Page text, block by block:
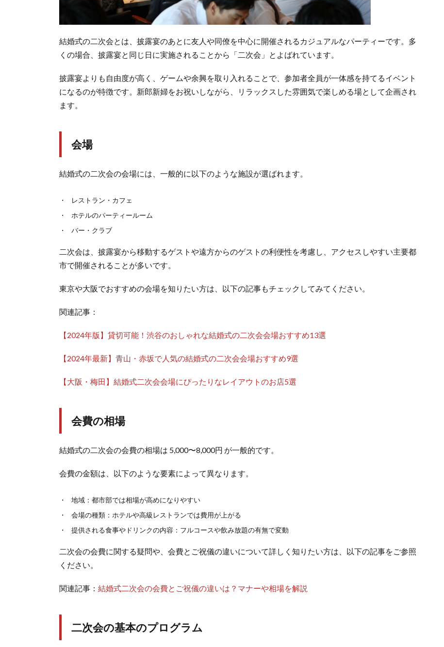
結婚式の二次会とは、披露宴のあとに友人や同僚を中心に開催されるカジュアルなパーティーです。多
くの場合、披露宴と同じ日に実施されることから「二次会」とよばれています。
披露宴よりも自由度が高く、ゲームや余興を取り入れることで、参加者全員が一体感を持てるイベント
になるのが特徴です。新郎新婦をお祝いしながら、リラックスした雰囲気で楽しめる場として企画され
ます。
会場
結婚式の二次会の会場には、一般的に以下のような施設が選ばれます。
レストラン・カフェ
ホテルのパーティールーム
バー・クラブ
二次会は、披露宴から移動するゲストや遠方からのゲストの利便性を考慮し、アクセスしやすい主要都
市で開催されることが多いです。
東京や大阪でおすすめの会場を知りたい方は、以下の記事もチェックしてみてください。
関連記事：
【2024年版】貸切可能！渋谷のおしゃれな結婚式の二次会会場おすすめ13選
【2024年最新】青山・赤坂で人気の結婚式の二次会会場おすすめ9選
【大阪・梅田】結婚式二次会会場にぴったりなレイアウトのお店5選
会費の相場
結婚式の二次会の会費の相場は 5,000〜8,000円 が一般的です。
会費の金額は、以下のような要素によって異なります。
地域：都市部では相場が高めになりやすい
会場の種類：ホテルや高級レストランでは費用が上がる
提供される食事やドリンクの内容：フルコースや飲み放題の有無で変動
二次会の会費に関する疑問や、会費とご祝儀の違いについて詳しく知りたい方は、以下の記事をご参照
ください。
関連記事： 結婚式二次会の会費とご祝儀の違いは？マナーや相場を解説
二次会の基本のプログラム